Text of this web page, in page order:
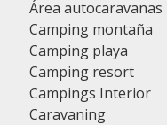
Área autocaravanas
Camping montaña
Camping playa
Camping resort
Campings Interior
Caravaning